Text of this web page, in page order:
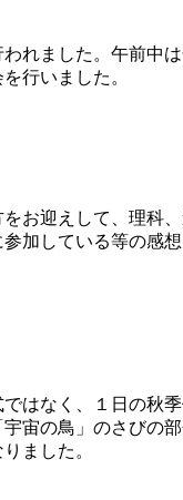
れました。午前中
行いました。
お迎えして、理科
加している等の感
はなく、１日の秋
宙の鳥」のさびの
ました。